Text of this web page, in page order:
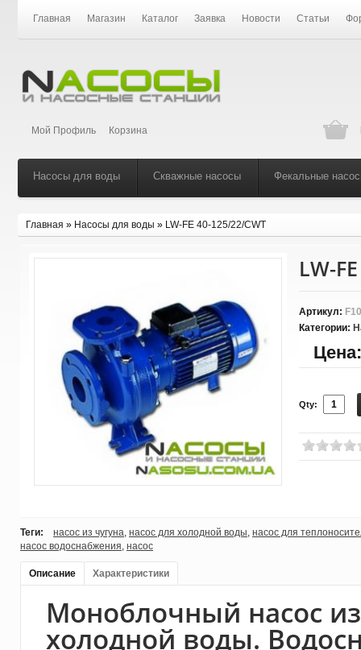
Главная Магазин Каталог Заявка Новости Статьи
Мой Профиль Корзина
Насосы для воды Скважные насосы Фекальные
Главная » Насосы для воды » LW-FE 40-125/22/CWT
LW-
Артикул:
Категории:
Цена:
Qty:
Теги: насос из чугуна, насос для холодной воды, насос для
насос водоснабжения, насос
Описание Характеристики
Моноблочный насос
холодной воды.